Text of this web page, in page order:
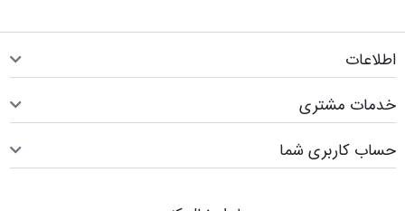
اطلاعات
خدمات مشتری
حساب کاربری شما